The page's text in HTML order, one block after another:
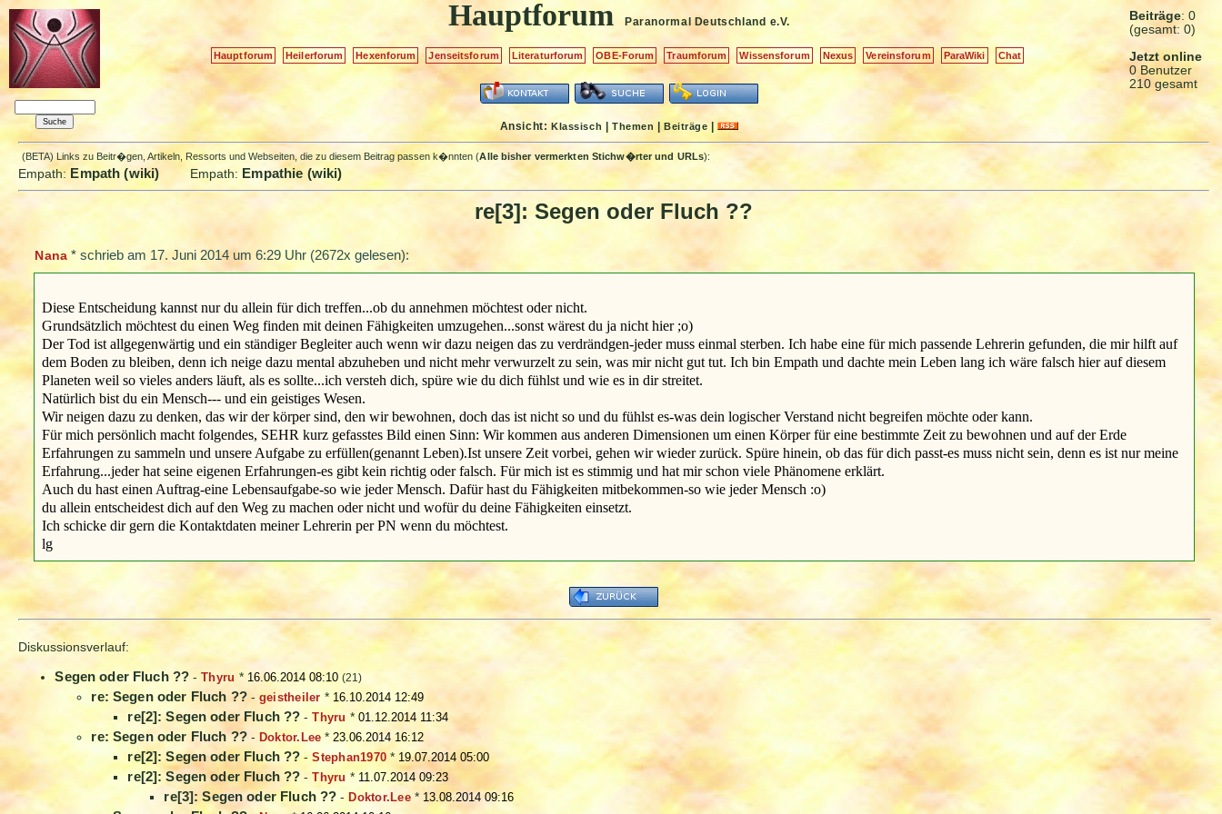
Beiträge: 0
(gesamt: 0)
Jetzt online
0 Benutzer
210 gesamt
Hauptforum Paranormal Deutschland e.V.
Hauptforum Heilerforum Hexenforum Jenseitsforum Literaturforum OBE-Forum Traumforum Wissensforum Nexus Vereinsforum ParaWiki Chat
Ansicht:Klassisch |Themen |Beiträge |
(BETA) Links zu Beitr�gen, Artikeln, Ressorts und Webseiten, die zu diesem Beitrag passen k�nnten (Alle bisher vermerkten Stichw�rter und URLs):
Empath: Empath (wiki) Empath: Empathie (wiki)
re[3]: Segen oder Fluch ??
Nana *schrieb am 17. Juni 2014 um 6:29 Uhr (2672x gelesen):
Diese Entscheidung kannst nur du allein für dich treffen...ob du annehmen möchtest oder nicht.
Grundsätzlich möchtest du einen Weg finden mit deinen Fähigkeiten umzugehen...sonst wärest du ja nicht hier ;o)
Der Tod ist allgegenwärtig und ein ständiger Begleiter auch wenn wir dazu neigen das zu verdrändgen-jeder muss einmal sterben. Ich habe eine für mich passende Lehrerin gefunden, die mir hilft auf
dem Boden zu bleiben, denn ich neige dazu mental abzuheben und nicht mehr verwurzelt zu sein, was mir nicht gut tut. Ich bin Empath und dachte mein Leben lang ich wäre falsch hier auf diesem
Planeten weil so vieles anders läuft, als es sollte...ich versteh dich, spüre wie du dich fühlst und wie es in dir streitet.
Natürlich bist du ein Mensch--- und ein geistiges Wesen.
Wir neigen dazu zu denken, das wir der körper sind, den wir bewohnen, doch das ist nicht so und du fühlst es-was dein logischer Verstand nicht begreifen möchte oder kann.
Für mich persönlich macht folgendes, SEHR kurz gefasstes Bild einen Sinn: Wir kommen aus anderen Dimensionen um einen Körper für eine bestimmte Zeit zu bewohnen und auf der Erde
Erfahrungen zu sammeln und unsere Aufgabe zu erfüllen(genannt Leben).Ist unsere Zeit vorbei, gehen wir wieder zurück. Spüre hinein, ob das für dich passt-es muss nicht sein, denn es ist nur meine
Erfahrung...jeder hat seine eigenen Erfahrungen-es gibt kein richtig oder falsch. Für mich ist es stimmig und hat mir schon viele Phänomene erklärt.
Auch du hast einen Auftrag-eine Lebensaufgabe-so wie jeder Mensch. Dafür hast du Fähigkeiten mitbekommen-so wie jeder Mensch :o)
du allein entscheidest dich auf den Weg zu machen oder nicht und wofür du deine Fähigkeiten einsetzt.
Ich schicke dir gern die Kontaktdaten meiner Lehrerin per PN wenn du möchtest.
lg
Diskussionsverlauf:
Segen oder Fluch ?? -Thyru * 16.06.2014 08:10 (21)
re: Segen oder Fluch ??- geistheiler * 16.10.2014 12:49
re[2]: Segen oder Fluch ?? -Thyru * 01.12.2014 11:34
re: Segen oder Fluch ??- Doktor.Lee *23.06.2014 16:12
re[2]: Segen oder Fluch ?? -Stephan1970 * 19.07.2014 05:00
re[2]: Segen oder Fluch ?? -Thyru * 11.07.2014 09:23
re[3]: Segen oder Fluch ?? - Doktor.Lee* 13.08.2014 09:16